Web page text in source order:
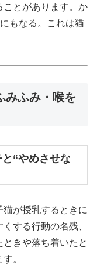
ことがあります。か
もなる。これは猫
みふみ・喉を
“やめさせな
が授乳するときに
する行動の名残、
きや落ち着いたと
。